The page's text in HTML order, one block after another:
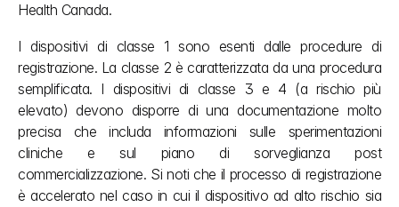
Health Canada.
I dispositivi di classe 1 sono esenti dalle procedure di
registrazione. La classe 2 è caratterizzata da una procedura
semplificata. I dispositivi di classe 3 e 4 (a rischio più
elevato) devono disporre di una documentazione molto
precisa che includa informazioni sulle sperimentazioni
cliniche e sul piano di sorveglianza post
commercializzazione. Si noti che il processo di registrazione
è accelerato nel caso in cui il dispositivo ad alto rischio sia